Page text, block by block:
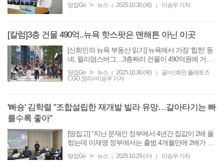
책으로 집을 살 수도, 팔 수도 없느 상황이 됐는데, 서
땅집Go > 뉴스 2025.10.30 (목) 이승우 기자
[칼럼]3층 건물 490억..뉴욕 핫스팟은 맨해튼 아닌 이곳
[신희민의 뉴욕 부동산 읽기] 뉴욕에서 가장 ‘힙한’ 동
네, 윌리엄스버그…3층짜리 건물이 490억원에 거래
틀’이 서울 성동구 성수동에 국내 1호점을 열며 큰 화
땅집Go > 뉴스 | 2025.10.30 (목) |
글=신희민 플래토즈
CGO ,정리=이승우 기자
'빠숑' 김학렬 "조합설립한 재개발 빌라 유망…갈아타기는 빠
를수록 좋아"
[땅집고] “지난 문재인 정부에서 4년간 집값이 2배 올
랐는데 이재명 정부에서는 출범 4개월만에 2배가 됐
지 새로운 공급이 없다는 것은 확정적이다. 중장기적
땅집Go > 뉴스 | 2025.10.29 (수) | 이승우 기자